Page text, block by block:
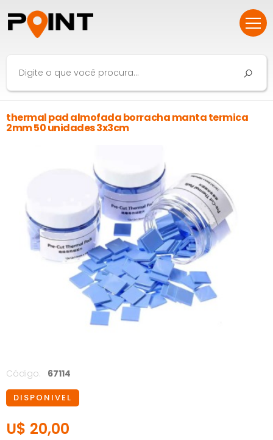
thermal pad almofada borracha manta termica
2mm 50 unidades 3x3cm
Código: 67114
DISPONIVEL
U$ 20,00